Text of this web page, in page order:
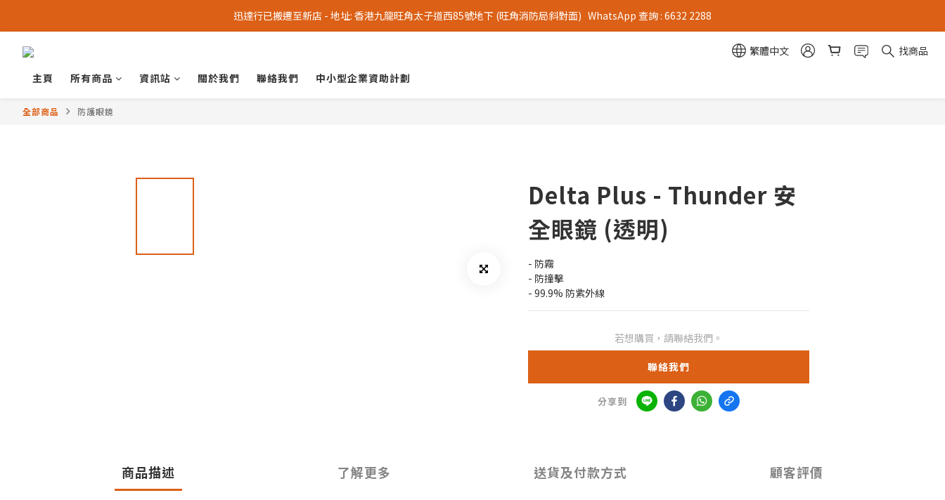
迅達行已搬遷至新店 - 地址: 香港九龍旺角太子道西85號地下 (旺角消防局斜對面)   WhatsApp 查詢 : 6632 2288
繁體中文
找商品
主頁
所有商品 資訊站 關於我們 聯絡我們 中小型企業資助計劃
全部商品 防護眼鏡
Delta Plus - Thunder 安
全眼鏡 (透明)
- 防霧
- 防撞擊
- 99.9% 防紫外線
若想購買，請聯絡我們。
聯絡我們
分享到
商品描述 了解更多 送貨及付款方式 顧客評價